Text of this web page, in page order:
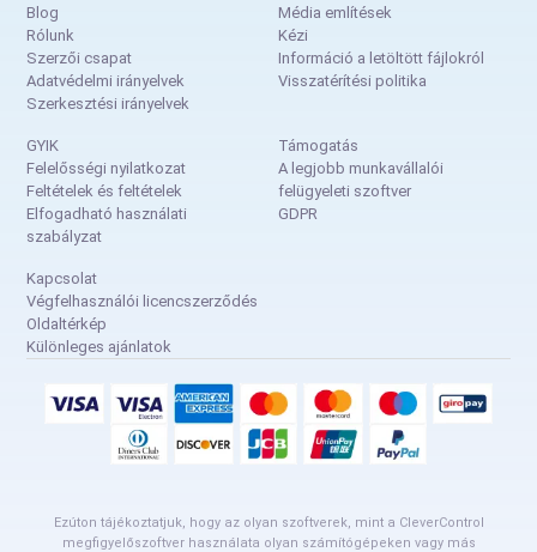
Blog
Rólunk
Szerzői csapat
Adatvédelmi irányelvek
Szerkesztési irányelvek
Média említések
Kézi
Információ a letöltött fájlokról
Visszatérítési politika
GYIK
Felelősségi nyilatkozat
Feltételek és feltételek
Elfogadható használati
szabályzat
Támogatás
A legjobb munkavállalói
felügyeleti szoftver
GDPR
Kapcsolat
Végfelhasználói licencszerződés
Oldaltérkép
Különleges ajánlatok
Ezúton tájékoztatjuk, hogy az olyan szoftverek, mint a CleverControl
megfigyelőszoftver használata olyan számítógépeken vagy más